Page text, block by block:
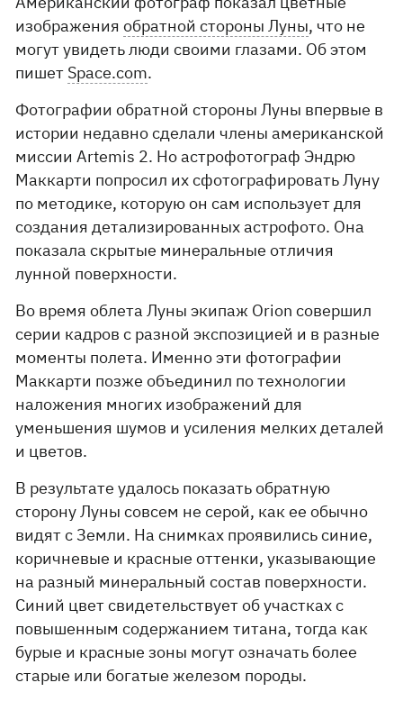
изображенияобратной стороны Луны, что не
могут увидеть люди своими глазами. Об этом
пишет Space.com.
Фотографии обратной стороны Луны впервые в
истории недавно сделали члены американской
миссии Artemis 2. Но астрофотограф Эндрю
Маккарти попросил их сфотографировать Луну
по методике, которую он сам использует для
создания детализированных астрофото. Она
показала скрытые минеральные отличия
лунной поверхности.
Во время облета Луны экипаж Orion совершил
серии кадров с разной экспозицией и в разные
моменты полета. Именно эти фотографии
Маккарти позже объединил по технологии
наложения многих изображений для
уменьшения шумов и усиления мелких деталей
и цветов.
В результате удалось показать обратную
сторону Луны совсем не серой, как ее обычно
видят с Земли. На снимках проявились синие,
коричневые и красные оттенки, указывающие
на разный минеральный состав поверхности.
Синий цвет свидетельствует об участках с
повышенным содержанием титана, тогда как
бурые и красные зоны могут означать более
старые или богатые железом породы.